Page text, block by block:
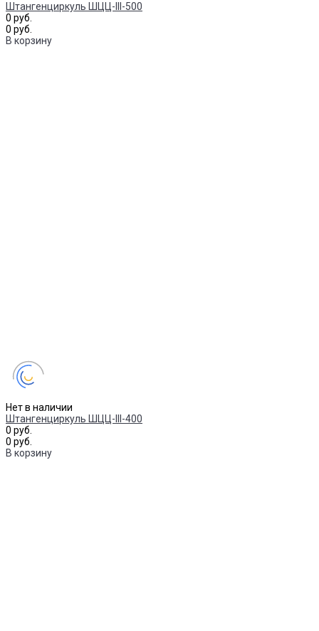
Штангенциркуль ШЦЦ-III-500
0 руб.
0 руб.
В корзину
Нет в наличии
Штангенциркуль ШЦЦ-III-400
0 руб.
0 руб.
В корзину